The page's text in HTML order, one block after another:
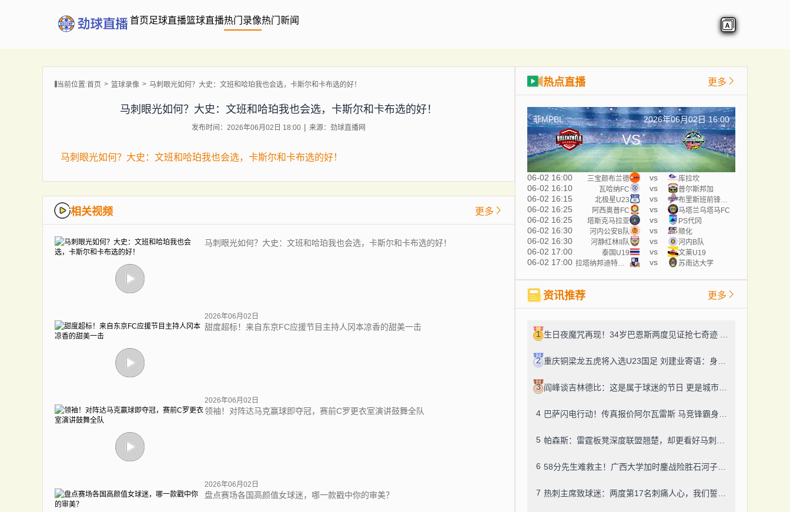
首页足球直播篮球直播热门录像热门新闻
当前位置:首页 篮球录像 马刺眼光如何？大史：文班和哈珀我也会选，卡斯尔和卡布选的好！
马刺眼光如何？大史：文班和哈珀我也会选，卡斯尔和卡布选的好！
发布时间：2026年06月02日 18:00 来源：劲球直播网
马刺眼光如何？大史：文班和哈珀我也会选，卡斯尔和卡布选的好！
相关视频 更多
马刺眼光如何？大史：文班和哈珀我也会选，卡斯尔和卡布选的好！
2026年06月02日
甜度超标！来自东京FC应援节目主持人冈本凉香的甜美一击
2026年06月02日
领袖！对阵达马克赢球即夺冠，赛前C罗更衣室演讲鼓舞全队
2026年06月02日
盘点赛场各国高颜值女球迷，哪一款戳中你的审美？
热点直播 更多
菲MPBL 2026年06月02日 16:00
VS
06-02 16:00 三宝颜布兰德 vs 库拉坎
06-02 16:10 瓦哈纳FC vs 普尔斯邦加
06-02 16:15 北极星U23 vs 布里斯班前锋U23
06-02 16:25 阿西奥普FC vs 马塔兰乌塔马FC
06-02 16:25 塔斯克马拉亚 vs PS代冈
06-02 16:30 河内公安B队 vs 顺化
06-02 16:30 河静红林II队 vs 河内B队
06-02 17:00 泰国U19 vs 文莱U19
06-02 17:00 vs 苏南达大学
资讯推荐 更多
1
2
3
4
5
6
7